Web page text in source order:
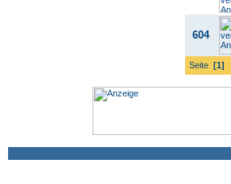
604
Seite [1]